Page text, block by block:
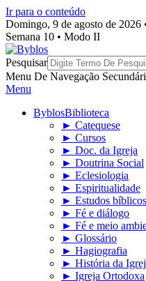
Ir para o conteúdo
Domingo, 9 de agosto de 2026
Semana 10 • Modo II
Byblos
Pesquisar
Menu De Navegação
Menu
ByblosBiblioteca
► Catequese
► Cursos
► Doc. da Igreja
► Doutrina Social
► Eclesiologia
► Espiritualidade
► Estudos bíblicos
► Fé e diálogo
► Fé e meio
► Glossário
► Hagiografia
► História da
► Igreja Ortodoxa